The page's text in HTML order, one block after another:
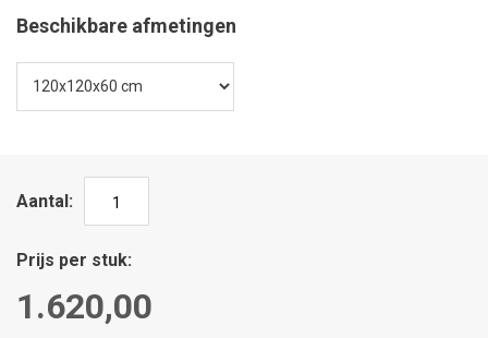
Beschikbare afmetingen
Aantal
Prijs per stuk
1.620,00